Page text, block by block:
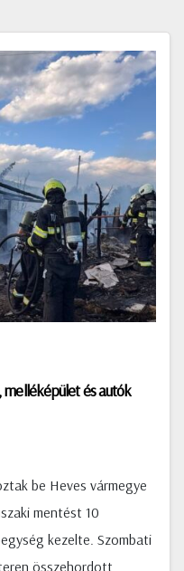
és autók
be Heves vármegye
mentést 10
kezelte. Szombati
összehordott